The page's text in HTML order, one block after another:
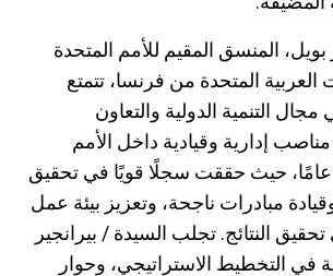
بويل، المنسق المقيم للأمم المتحدة
العربية المتحدة من فرنسا، تتمتع
في مجال التنمية الدولية والتعاون
إدارية وقيادية داخل الأمم
المتحدة لمدة 19 عامًا، حيث حققت سجلًا قويًا في تحقيق
وقيادة مبادرات ناجحة، وتعزيز بيئة عمل
النتائج. تجلب السيدة / بيرانجير
في التخطيط الاستراتيجي، وحوار